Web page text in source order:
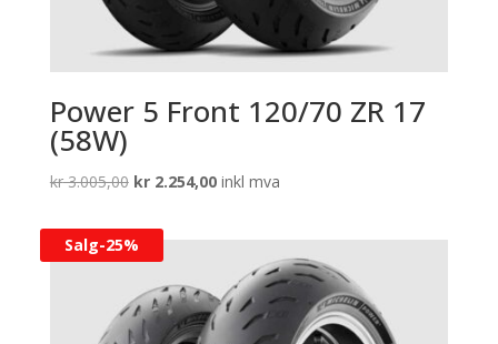
Power 5 Front 120/70 ZR 17
(58W)
kr3.005,00 Opprinnelig
var:
kr 3.005,00.
kr2.254,00Nåværende
kr 2.254,00.
inkl mva
Salg-25%